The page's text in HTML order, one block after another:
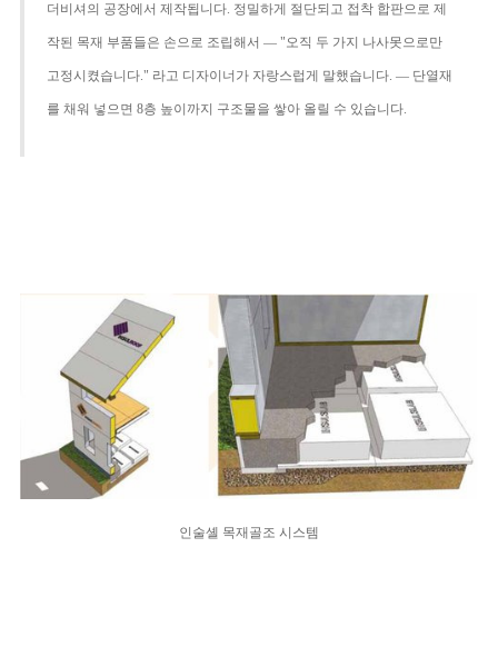
더비셔의 공장에서 제작됩니다. 정밀하게 절단되고 접착 합판으로 제
작된 목재 부품들은 손으로 조립해서 — "오직 두 가지 나사못으로만
고정시켰습니다." 라고 디자이너가 자랑스럽게 말했습니다. — 단열재
를 채워 넣으면 8층 높이까지 구조물을 쌓아 올릴 수 있습니다.
인술셸 목재골조 시스템